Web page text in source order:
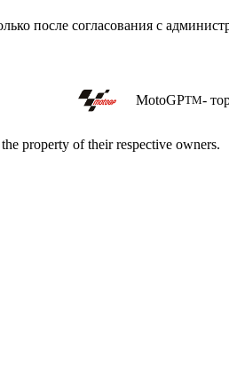
после согласования с
MotoGPTM-
property of their respective owners.